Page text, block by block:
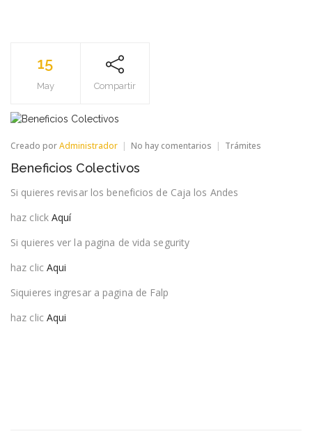
15
May Compartir
Creado porAdministrador No hay comentarios en Trámites
Beneficios Colectivos
Si quieres revisar los beneficios de Caja los Andes
haz click Aquí
Si quieres ver la pagina de vida segurity
haz clic Aqui
Siquieres ingresar a pagina de Falp
haz clicAqui